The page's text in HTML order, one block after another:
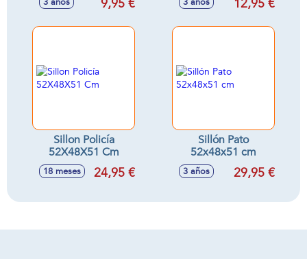
surtidos9,95 €
peluches
apretujables 12cm
12,95 €
Sillon Policía
52X48X51 Cm
18 meses 24,95 €
Sillón Pato
52x48x51 cm
3 años 29,95 €